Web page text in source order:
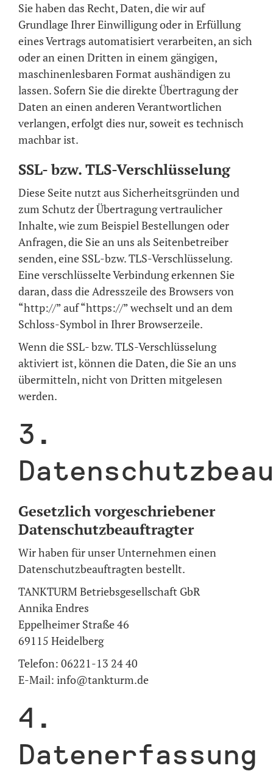
Sie haben das Recht, Daten, die wir auf
Grundlage Ihrer Einwilligung oder in Erfüllung
eines Vertrags automatisiert verarbeiten, an sich
oder an einen Dritten in einem gängigen,
maschinenlesbaren Format aushändigen zu
lassen. Sofern Sie die direkte Übertragung der
Daten an einen anderen Verantwortlichen
verlangen, erfolgt dies nur, soweit es technisch
machbar ist.
SSL- bzw. TLS-Verschlüsselung
Diese Seite nutzt aus Sicherheitsgründen und
zum Schutz der Übertragung vertraulicher
Inhalte, wie zum Beispiel Bestellungen oder
Anfragen, die Sie an uns als Seitenbetreiber
senden, eine SSL-bzw. TLS-Verschlüsselung.
Eine verschlüsselte Verbindung erkennen Sie
daran, dass die Adresszeile des Browsers von
“http://” auf “https://” wechselt und an dem
Schloss-Symbol in Ihrer Browserzeile.
Wenn die SSL- bzw. TLS-Verschlüsselung
aktiviert ist, können die Daten, die Sie an uns
übermitteln, nicht von Dritten mitgelesen
werden.
3.
Gesetzlich vorgeschriebener
Datenschutzbeauftragter
Wir haben für unser Unternehmen einen
Datenschutzbeauftragten bestellt.
TANKTURM Betriebsgesellschaft GbR
Annika Endres
Eppelheimer Straße 46
69115 Heidelberg
Telefon: 06221-13 24 40
E-Mail: info@tankturm.de
4.
Datenerfassung